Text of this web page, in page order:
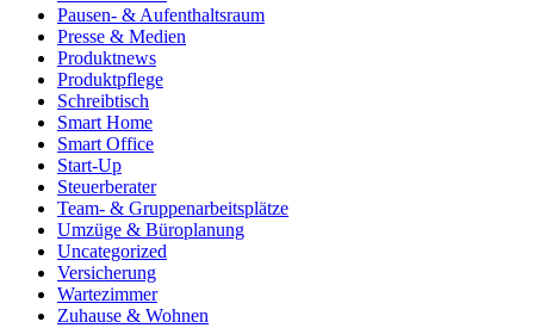
Pausen- & Aufenthaltsraum
Presse & Medien
Produktnews
Produktpflege
Schreibtisch
Smart Home
Smart Office
Start-Up
Steuerberater
Team- & Gruppenarbeitsplätze
Umzüge & Büroplanung
Uncategorized
Versicherung
Wartezimmer
Zuhause & Wohnen